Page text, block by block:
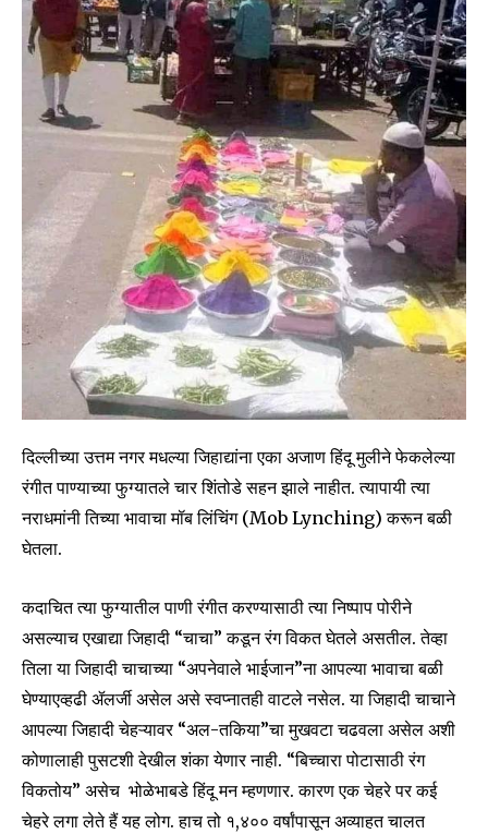
दिल्लीच्या उत्तम नगर मधल्या जिहाद्यांना एका अजाण हिंदू मुलीने फेकलेल्या
रंगीत पाण्याच्या फुग्यातले चार शिंतोडे सहन झाले नाहीत. त्यापायी त्या
नराधमांनी तिच्या भावाचा मॉब लिंचिंग (Mob Lynching) करून बळी
घेतला.
कदाचित त्या फुग्यातील पाणी रंगीत करण्यासाठी त्या निष्पाप पोरीने
असल्याच एखाद्या जिहादी “चाचा” कडून रंग विकत घेतले असतील. तेव्हा
तिला या जिहादी चाचाच्या “अपनेवाले भाईजान”ना आपल्या भावाचा बळी
घेण्याएव्हढी ॲलर्जी असेल असे स्वप्नातही वाटले नसेल. या जिहादी चाचाने
आपल्या जिहादी चेहऱ्यावर “अल-तकिया”चा मुखवटा चढवला असेल अशी
कोणालाही पुसटशी देखील शंका येणार नाही. “बिच्चारा पोटासाठी रंग
विकतोय” असेच भोळेभाबडे हिंदू मन म्हणणार. कारण एक चेहरे पर कई
चेहरे लगा लेते हैं यह लोग. हाच तो १,४०० वर्षांपासून अव्याहत चालत